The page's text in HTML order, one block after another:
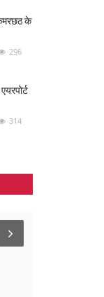
के
296
314